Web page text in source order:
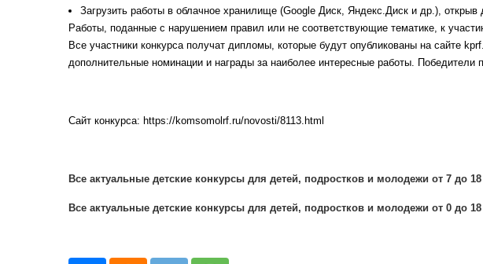
Загрузить работы в облачное хранилище (Google Диск, Яндекс.Диск и др.), открыв
Работы, поданные с нарушением правил или не соответствующие тематике, к
Все участники конкурса получат дипломы, которые будут опубликованы на сайте
дополнительные номинации и награды за наиболее интересные работы. Победители
Сайт конкурса: https://komsomolrf.ru/novosti/8113.html
Все актуальные детские конкурсы для детей, подростков и молодежи от 7 до 18
Все актуальные детские конкурсы для детей, подростков и молодежи от 0 до 18